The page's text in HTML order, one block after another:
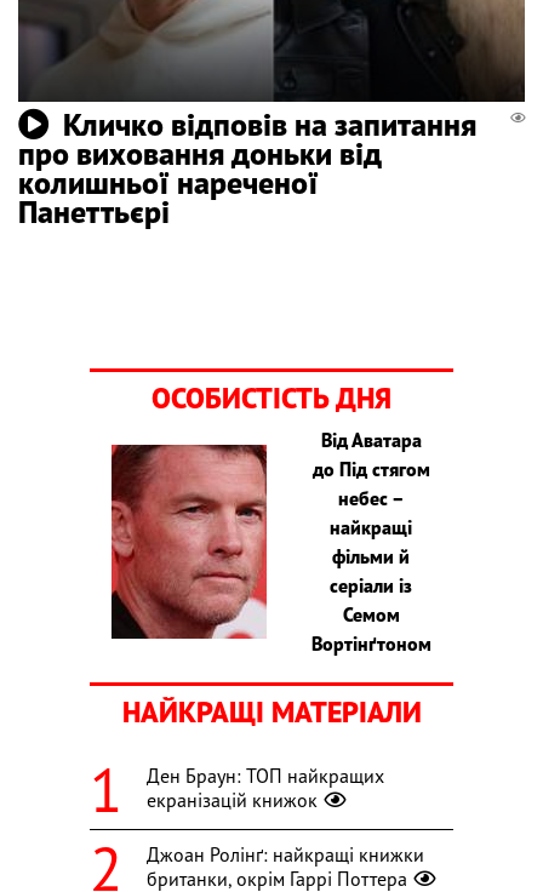
Кличко відповів на запитання
про виховання доньки від
колишньої нареченої
Панеттьєрі
ОСОБИСТІСТЬ ДНЯ
Від Аватара
до Під стягом
небес –
найкращі
фільми й
серіали із
Семом
Вортінґтоном
НАЙКРАЩІ МАТЕРІАЛИ
Ден Браун: ТОП найкращих
екранізацій книжок
Джоан Ролінґ: найкращі книжки
британки, окрім Гаррі Поттера